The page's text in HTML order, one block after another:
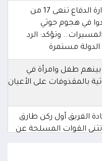
العمليات المشتركة بوزارة الدفاع تنعى 17 من
في هجوم حوثي
وتؤكد: الرد
مستمرة
11 مدنياً بينهم طفل وامرأة في
بالمقذوفات على الأعيان
الفريق أول ركن طارق
القوات المسلحة عن
الدولة وعاصمتها